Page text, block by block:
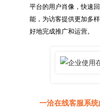
平台的用户肖像，快速
能，为访客提供更加多
一洽在线客服系统